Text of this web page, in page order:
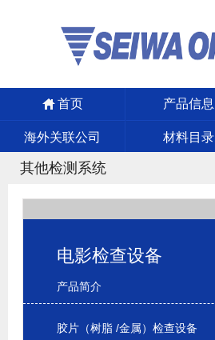
首页 产品信息
海外关联公司 材料目录
其他检测系统
电影检查设备
产品简介
胶片（树脂 /金属）检查设备